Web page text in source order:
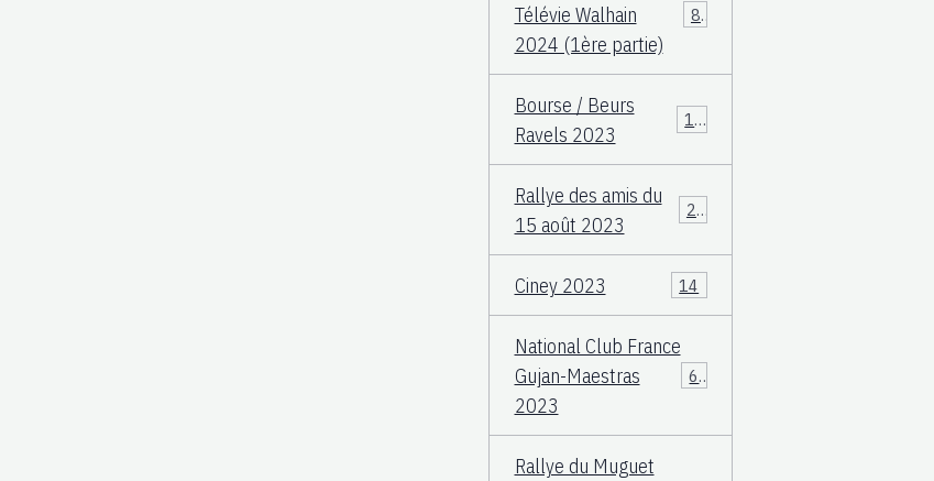
Télévie Walhain
2024 (1ère partie)
88
Bourse / Beurs
Ravels 2023
12
Rallye des amis du
15 août 2023
25
Ciney 2023 14
National Club France
Gujan-Maestras
2023
64
Rallye du Muguet